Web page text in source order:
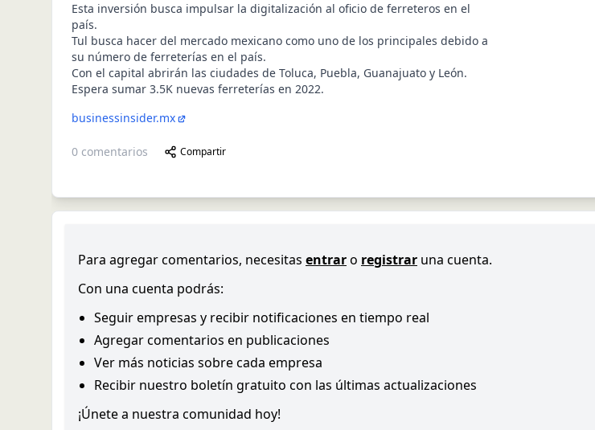
Esta inversión busca impulsar la digitalización al oficio de ferreteros en el
país.
Tul busca hacer del mercado mexicano como uno de los principales debido a
su número de ferreterías en el país.
Con el capital abrirán las ciudades de Toluca, Puebla, Guanajuato y León.
Espera sumar 3.5K nuevas ferreterías en 2022.
businessinsider.mx
0 comentarios Compartir
Para agregar comentarios, necesitas entraro registrar una cuenta.
Con una cuenta podrás:
Seguir empresas y recibir notificaciones en tiempo real
Agregar comentarios en publicaciones
Ver más noticias sobre cada empresa
Recibir nuestro boletín gratuito con las últimas actualizaciones
¡Únete a nuestra comunidad hoy!